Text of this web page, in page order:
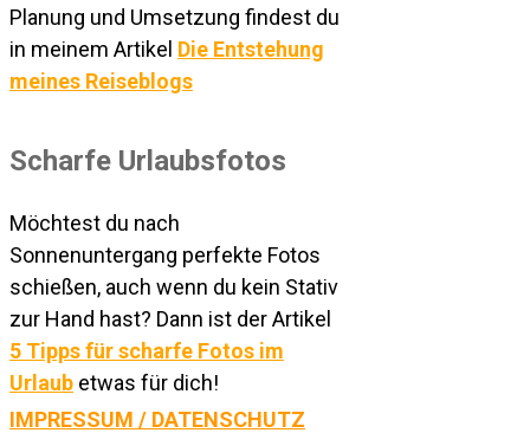
Planung und Umsetzung findest du
in meinem Artikel Die Entstehung
meines Reiseblogs
Scharfe Urlaubsfotos
Möchtest du nach
Sonnenuntergang perfekte Fotos
schießen, auch wenn du kein Stativ
zur Hand hast? Dann ist der Artikel
5 Tipps für scharfe Fotos im
Urlaub etwas für dich!
IMPRESSUM / DATENSCHUTZ